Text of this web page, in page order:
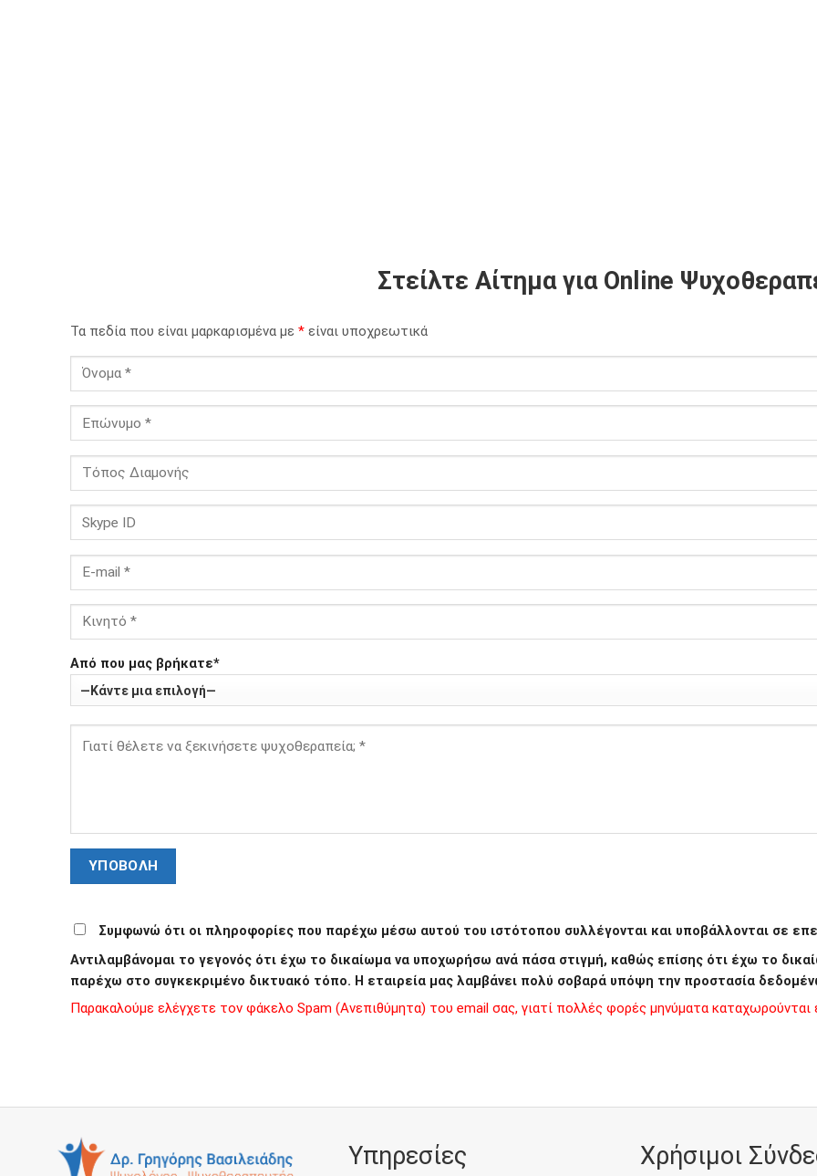
Στείλτε Αίτημα για Online
Τα πεδία που είναι μαρκαρισμένα με * είναι υποχρεωτικά
Από που μας βρήκατε*
Συμφωνώ ότι οι πληροφορίες που παρέχω μέσω αυτού του ιστότοπου συλλέγονται και υποβάλλονται σε
Αντιλαμβάνομαι το γεγονός ότι έχω το δικαίωμα να υποχωρήσω ανά πάσα στιγμή, καθώς επίσης ότι έχω το
παρέχω στο συγκεκριμένο δικτυακό τόπο. Η εταιρεία μας λαμβάνει πολύ σοβαρά υπόψη την προστασία
Παρακαλούμε ελέγχετε τον φάκελο Spam (Ανεπιθύμητα) του email σας, γιατί πολλές φορές μηνύματα καταχωρούνται
Υπηρεσίες Χρήσιμοι